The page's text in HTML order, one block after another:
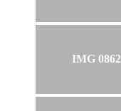
IMG 0862